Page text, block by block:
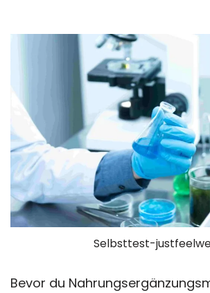
Selbsttest-
Bevor du